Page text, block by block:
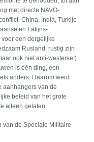
met directe NAVO-
China, India, Turkije
en Latijns-
een dergelijke
Rusland, rustig zijn
ook niet anti-westerse!)
is één ding, een
anders. Daarom werd
aanhangers van de
beleid van het grote
alleen gelaten.
van de Speciale Militaire